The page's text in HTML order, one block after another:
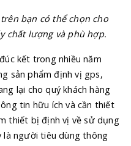
bạn có thể chọn cho
chất lượng và phù hợp.
kết trong nhiều năm
sản phẩm định vị gps,
lại cho quý khách hàng
tin hữu ích và cần thiết
thiết bị định vị về sử dụng
là người tiêu dùng thông